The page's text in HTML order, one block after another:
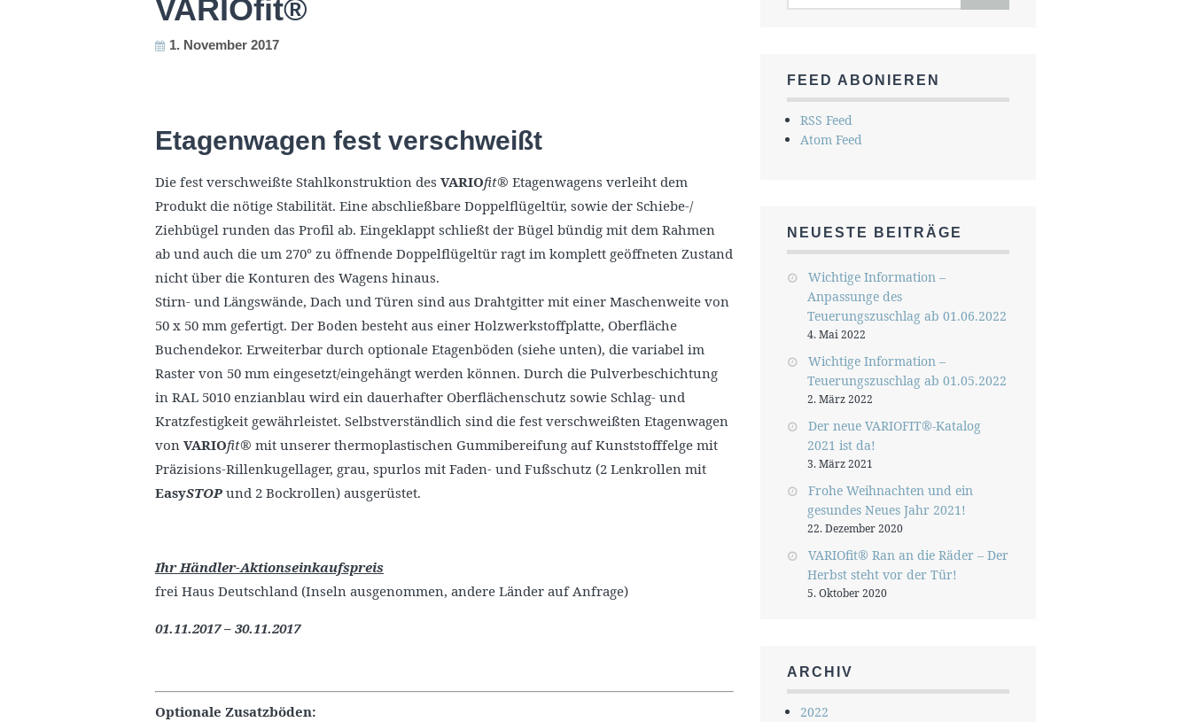
VARIOfit®
1. November 2017
Etagenwagen fest verschweißt
Die fest verschweißte Stahlkonstruktion des VARIOfit® Etagenwagens verleiht dem
Produkt die nötige Stabilität. Eine abschließbare Doppelflügeltür, sowie der Schiebe-/
Ziehbügel runden das Profil ab. Eingeklappt schließt der Bügel bündig mit dem Rahmen
ab und auch die um 270° zu öffnende Doppelflügeltür ragt im komplett geöffneten Zustand
nicht über die Konturen des Wagens hinaus.
Stirn- und Längswände, Dach und Türen sind aus Drahtgitter mit einer Maschenweite von
50 x 50 mm gefertigt. Der Boden besteht aus einer Holzwerkstoffplatte, Oberfläche
Buchendekor. Erweiterbar durch optionale Etagenböden (siehe unten), die variabel im
Raster von 50 mm eingesetzt/eingehängt werden können. Durch die Pulverbeschichtung
in RAL 5010 enzianblau wird ein dauerhafter Oberflächenschutz sowie Schlag- und
Kratzfestigkeit gewährleistet. Selbstverständlich sind die fest verschweißten Etagenwagen
von VARIOfit® mit unserer thermoplastischen Gummibereifung auf Kunststofffelge mit
Präzisions-Rillenkugellager, grau, spurlos mit Faden- und Fußschutz (2 Lenkrollen mit
EasySTOP und 2 Bockrollen) ausgerüstet.
Ihr Händler-Aktionseinkaufspreis
frei Haus Deutschland (Inseln ausgenommen, andere Länder auf Anfrage)
01.11.2017 – 30.11.2017
Optionale Zusatzböden:
FEED ABONIEREN
RSS Feed
Atom Feed
NEUESTE BEITRÄGE
Wichtige Information –
Anpassunge des
Teuerungszuschlag ab 01.06.2022
4. Mai 2022
Wichtige Information –
Teuerungszuschlag ab 01.05.2022
2. März 2022
Der neue VARIOFIT®-Katalog
2021 ist da!
3. März 2021
Frohe Weihnachten und ein
gesundes Neues Jahr 2021!
22. Dezember 2020
VARIOfit® Ran an die Räder – Der
Herbst steht vor der Tür!
5. Oktober 2020
ARCHIV
2022